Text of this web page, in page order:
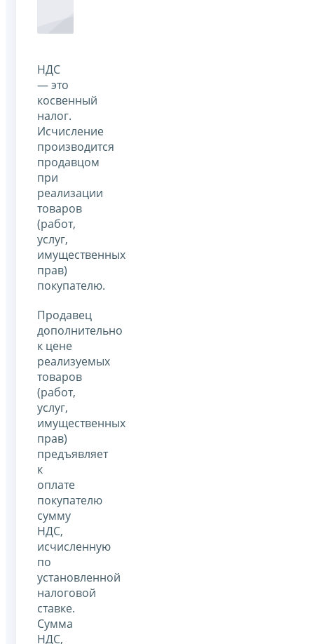
НДС
— это
косвенный
налог.
Исчисление
производится
продавцом
при
реализации
товаров
(работ,
услуг,
имущественных
прав)
покупателю.
Продавец
дополнительно
к цене
реализуемых
товаров
(работ,
услуг,
имущественных
прав)
предъявляет
к
оплате
покупателю
сумму
НДС,
исчисленную
по
установленной
налоговой
ставке.
Сумма
НДС,